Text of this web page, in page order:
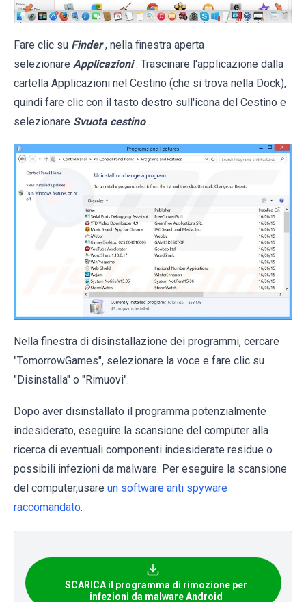
Fare clic su Finder , nella finestra aperta
selezionare Applicazioni . Trascinare l'applicazione dalla
cartella Applicazioni nel Cestino (che si trova nella Dock),
quindi fare clic con il tasto destro sull'icona del Cestino e
selezionare Svuota cestino .
Nella finestra di disinstallazione dei programmi, cercare
"TomorrowGames", selezionare la voce e fare clic su
"Disinstalla" o "Rimuovi".
Dopo aver disinstallato il programma potenzialmente
indesiderato, eseguire la scansione del computer alla
ricerca di eventuali componenti indesiderate residue o
possibili infezioni da malware. Per eseguire la scansione
del computer,usare un software anti spyware
raccomandato.
SCARICA il programma di rimozione per
infezioni da malware Android